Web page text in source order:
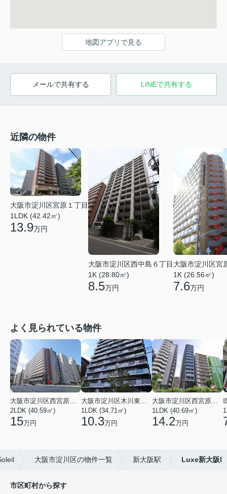
地図アプリで見る
メールで共有する LINEで共有する
近隣の物件
大阪市淀川区宮原１丁目
1LDK (42.42㎡)
13.9万円
大阪市淀川区西中島６丁目
1K (28.80㎡)
8.5万円
大阪市淀川区宮
1K (26.56㎡)
7.6万円
よく見られている物件
大阪市淀川区西宮原１丁目
2LDK (40.59㎡)
15万円
大阪市淀川区木川東４丁目
1LDK (34.71㎡)
10.3万円
大阪市淀川区西宮原１丁目
1LDK (40.69㎡)
14.2万円
大阪市淀川区の物件一覧 新大阪駅 Luxe新大阪I
市区町村から探す